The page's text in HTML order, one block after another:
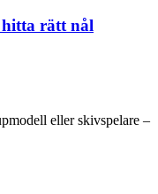
rätt nål
eller skivspelare –